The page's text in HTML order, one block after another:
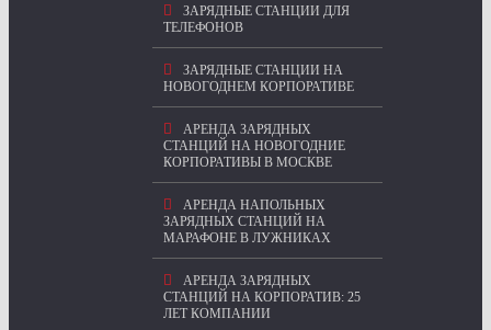
ЗАРЯДНЫЕ СТАНЦИИ ДЛЯ
ТЕЛЕФОНОВ
ЗАРЯДНЫЕ СТАНЦИИ НА
НОВОГОДНЕМ КОРПОРАТИВЕ
АРЕНДА ЗАРЯДНЫХ
СТАНЦИЙ НА НОВОГОДНИЕ
КОРПОРАТИВЫ В МОСКВЕ
АРЕНДА НАПОЛЬНЫХ
ЗАРЯДНЫХ СТАНЦИЙ НА
МАРАФОНЕ В ЛУЖНИКАХ
АРЕНДА ЗАРЯДНЫХ
СТАНЦИЙ НА КОРПОРАТИВ: 25
ЛЕТ КОМПАНИИ